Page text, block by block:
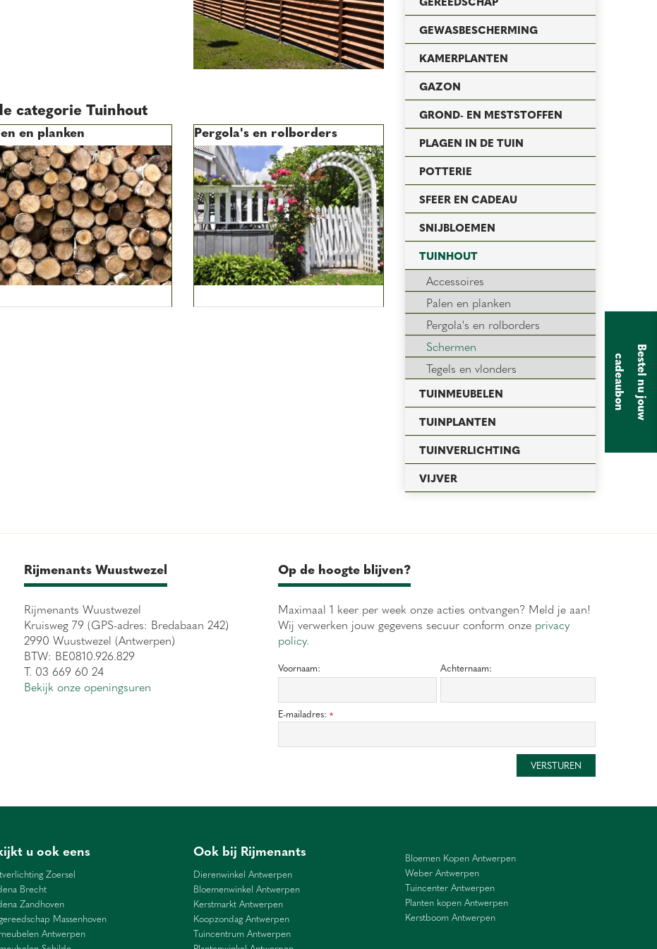
categorie Tuinhout
en planken Pergola's en rolborders
GEWASBESCHERMING
KAMERPLANTEN
GAZON
GROND- EN MESTSTOFFEN
PLAGEN IN DE TUIN
POTTERIE
SFEER EN CADEAU
SNIJBLOEMEN
TUINHOUT
Accessoires
Palen en planken
Pergola's en rolborders
Schermen
Tegels en vlonders
TUINMEUBELEN
TUINPLANTEN
TUINVERLICHTING
VIJVER
Rijmenants Wuustwezel
Rijmenants Wuustwezel
Kruisweg 79 (GPS-adres: Bredabaan 242)
2990 Wuustwezel (Antwerpen)
BTW: BE0810.926.829
T. 03 669 60 24
Bekijk onze openingsuren
Op de hoogte blijven?
Maximaal 1 keer per week onze acties ontvangen? Meld je aan!
Wij verwerken jouw gegevens secuur conform onze privacy
policy.
Voornaam: Achternaam:
E-mailadres: *
u ook eens
Zoersel
Brecht
Zandhoven
Massenhoven
Antwerpen
Ook bij Rijmenants
Dierenwinkel Antwerpen
Bloemenwinkel Antwerpen
Kerstmarkt Antwerpen
Koopzondag Antwerpen
Tuincentrum Antwerpen
Bloemen Kopen Antwerpen
Weber Antwerpen
Tuincenter Antwerpen
Planten kopen Antwerpen
Kerstboom Antwerpen
B
e
s
t
e
l
n
u
j
o
u
w
ca
d
e
a
u
b
o
n